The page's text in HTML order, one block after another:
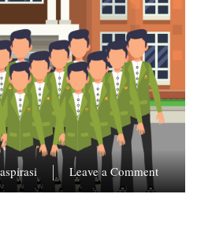
aspirasi Leave a Commenton
Mitos